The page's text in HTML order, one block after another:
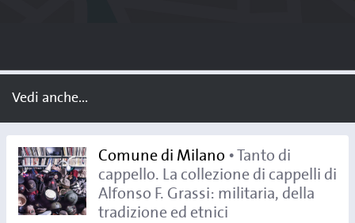
Vedi anche...
Comune di Milano • Tanto di
cappello. La collezione di cappelli di
Alfonso F. Grassi: militaria, della
tradizione ed etnici